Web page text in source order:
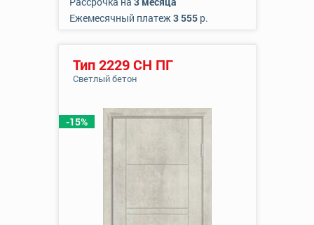
Ежемесячный платеж3 555р.
-15%
Тип 2229 СН ПГ
Светлый бетон